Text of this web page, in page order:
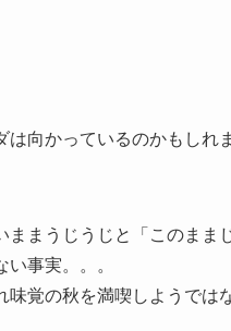
向かっているのかもしれ
まうじうじと「このまま
事実。。。
覚の秋を満喫しようでは